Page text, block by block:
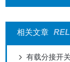
相关文章